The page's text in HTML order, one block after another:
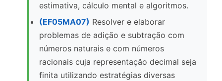
estimativa, cálculo mental e algoritmos.
(EF05MA07) Resolver e elaborar
problemas de adição e subtração com
números naturais e com números
racionais cuja representação decimal seja
finita utilizando estratégias diversas